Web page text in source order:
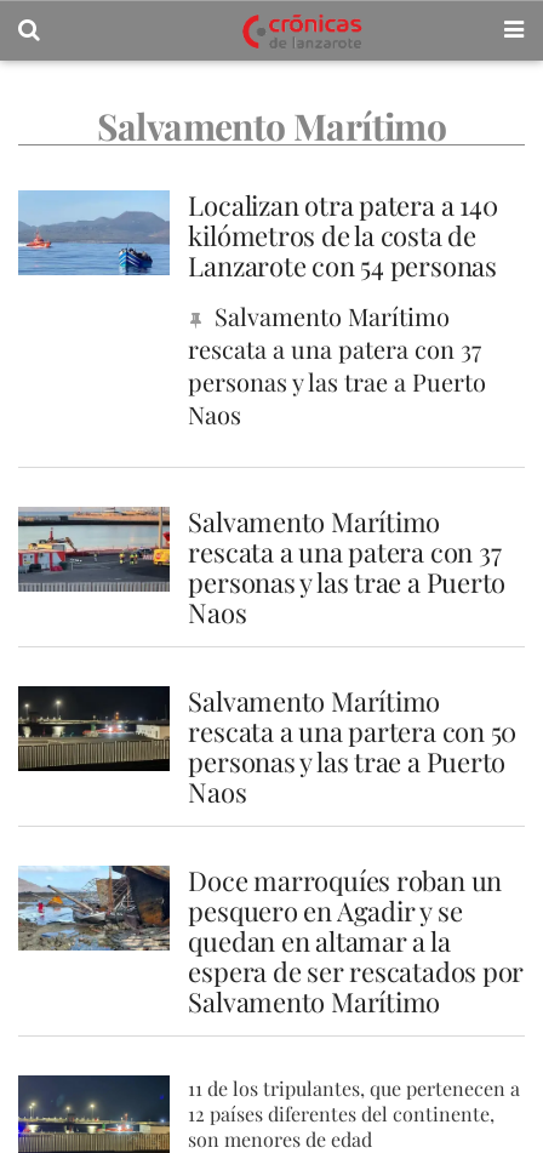
Salvamento Marítimo
Localizan otra patera a 140
kilómetros de la costa de
Lanzarote con 54 personas
Salvamento Marítimo
rescata a una patera con 37
personas y las trae a Puerto
Naos
Salvamento Marítimo
rescata a una patera con 37
personas y las trae a Puerto
Naos
Salvamento Marítimo
rescata a una partera con 50
personas y las trae a Puerto
Naos
Doce marroquíes roban un
pesquero en Agadir y se
quedan en altamar a la
espera de ser rescatados por
Salvamento Marítimo
11 de los tripulantes, que pertenecen a
12 países diferentes del continente,
son menores de edad